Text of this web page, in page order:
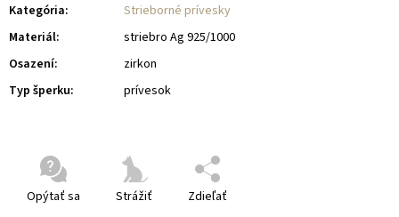
Opýtať sa Strážiť Zdieľať
Kategória:
Strieborné prívesky
Materiál:
striebro Ag 925/1000
Osazení:
zirkon
Typ šperku: prívesok